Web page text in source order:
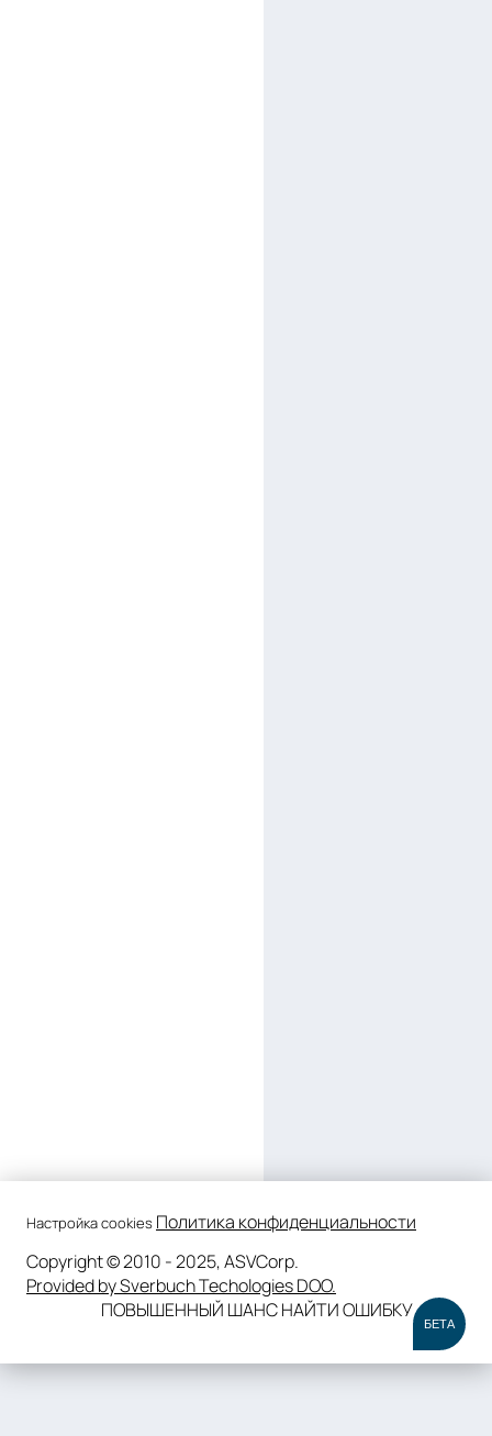
Настройка cookies Политика конфиденциальности
Copyright © 2010 - 2025, ASVCorp.
Provided by Sverbuch Techologies DOO.
ПОВЫШЕННЫЙ ШАНС НАЙТИ ОШИБКУ
БЕТА